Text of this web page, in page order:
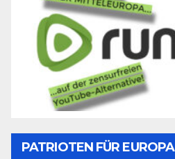
PATRIOTEN FÜR EUROPA